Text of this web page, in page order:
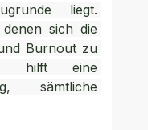
liegt.
sich die
Burnout zu
hilft eine
sämtliche